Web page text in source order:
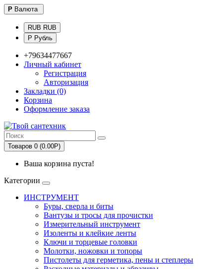
Р Валюта
RUB RUB
Р Рубль
+79634477667
Личный кабинет
Регистрация
Авторизация
Закладки (0)
Корзина
Оформление заказа
Товаров 0 (0.00Р)
Ваша корзина пуста!
Категории
ИНСТРУМЕНТ
Буры, сверла и биты
Вантузы и тросы для прочистки
Измерительный инструмент
Изоленты и клейкие ленты
Ключи и торцевые головки
Молотки, ножовки и топоры
Пистолеты для герметика, пены и степлеры